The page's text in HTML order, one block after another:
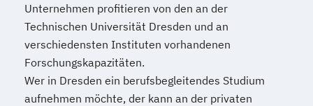
Unternehmen profitieren von den an der
Technischen Universität Dresden und an
verschiedensten Instituten vorhandenen
Forschungskapazitäten.
Wer in Dresden ein berufsbegleitendes Studium
aufnehmen möchte, der kann an der privaten